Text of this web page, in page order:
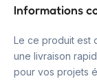
Informations
Le ce produit est
une livraison
pour vos projets